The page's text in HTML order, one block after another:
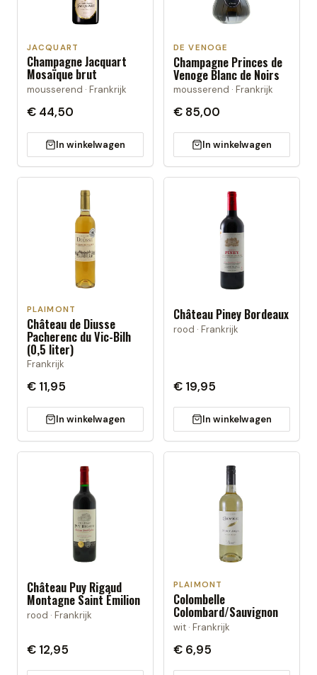
JACQUART
Champagne Jacquart
Mosaïque brut
mousserend · Frankrijk
€ 44,50
In winkelwagen
DE VENOGE
Champagne Princes de
Venoge Blanc de Noirs
mousserend · Frankrijk
€ 85,00
In winkelwagen
PLAIMONT
Château de Diusse
Pacherenc du Vic-Bilh
(0,5 liter)
Frankrijk
€ 11,95
In winkelwagen
Château Piney Bordeaux
rood · Frankrijk
€ 19,95
In winkelwagen
Château Puy Rigaud
Montagne Saint Émilion
rood · Frankrijk
€ 12,95
PLAIMONT
Colombelle
Colombard/Sauvignon
wit · Frankrijk
€ 6,95